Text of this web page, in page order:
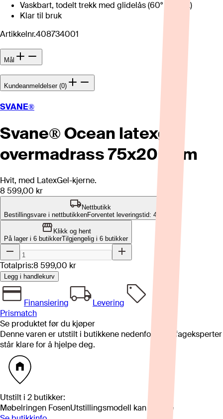
Vaskbart, todelt trekk med glidelås (60° finvask)
Klar til bruk
Artikkelnr.408734001
Mål
Kundeanmeldelser (0)
SVANE®
Svane® Ocean latexgel
overmadrass 75x200 cm
Hvit, med LatexGel-kjerne.
8 599,00 kr
Nettbutikk
Bestillingsvare i nettbutikkenForventet leveringstid: 4-8 uker
Klikk og hent
På lager i 6 butikkerTilgjengelig i 6 butikker
Totalpris:8 599,00 kr
Legg i handlekurv
Finansiering
Levering
Prismatch
Se produktet før du kjøper
Denne varen er utstilt i butikkene nedenfor. Våre fageksperter
står klare for å hjelpe deg.
Utstilt i 2 butikker:
Møbelringen FosenUtstillingsmodell kan variere